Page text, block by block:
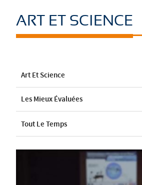
ART ET SCIENCE
Art Et Science
Les Mieux Évaluées
Tout Le Temps